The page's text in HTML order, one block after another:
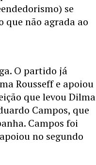
se
que não agrada ao
O partido já
Rousseff e apoiou
que levou Dilma
Campos, que
Campos foi
no segundo